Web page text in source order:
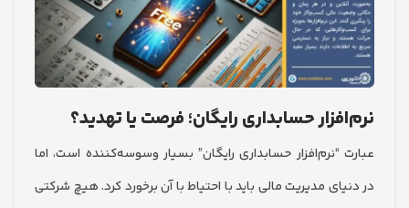
حسابداری رایگان؛ فرصت یا تهدید؟
“نرم‌افزار حسابداری رایگان” بسیار وسوسه‌کننده است، اما
مدیریت مالی باید با احتیاط با آن برخورد کرد. هیچ شرکتی